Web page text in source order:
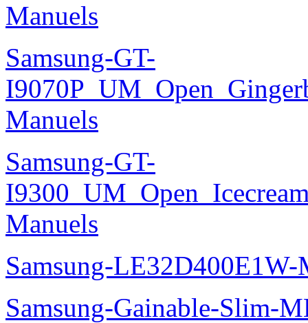
Manuels
Samsung-GT-
Manuels
Samsung-GT-
Manuels
Samsung-LE32D400E1W-
Samsung-Gainable-Slim-